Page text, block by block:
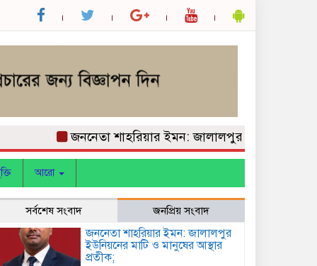
জননেতা শাহরিয়ার ইমন: জালালপুর ইউনিয়নের মাটি ও
আরো
সর্বশেষ সংবাদ জনপ্রিয় সংবাদ
জননেতা শাহরিয়ার ইমন: জালালপুর
ইউনিয়নের মাটি ও মানুষের আস্থার
প্রতীক;